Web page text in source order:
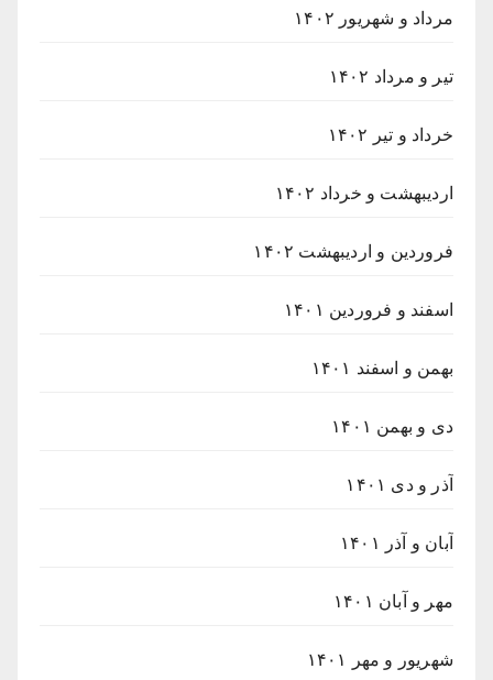
مرداد و شهریور ۱۴۰۲
تیر و مرداد ۱۴۰۲
خرداد و تیر ۱۴۰۲
اردیبهشت و خرداد ۱۴۰۲
فروردین و اردیبهشت ۱۴۰۲
اسفند و فروردین ۱۴۰۱
بهمن و اسفند ۱۴۰۱
دی و بهمن ۱۴۰۱
آذر و دی ۱۴۰۱
آبان و آذر ۱۴۰۱
مهر و آبان ۱۴۰۱
شهریور و مهر ۱۴۰۱